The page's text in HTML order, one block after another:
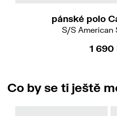
pánské polo
S/S American
1 690
Co by se ti ještě